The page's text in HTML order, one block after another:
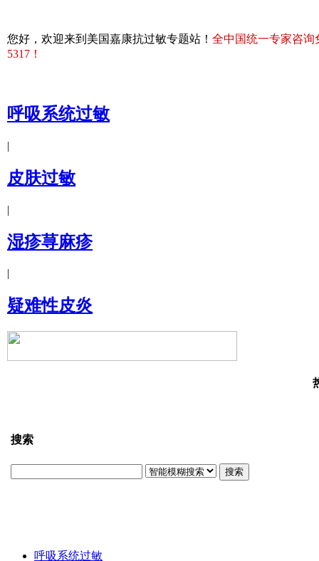
您好，欢迎来到美国嘉康抗过敏专题站！ 全中国统一专家咨询
5317！
呼吸系统过敏
|
皮肤过敏
|
湿疹荨麻疹
|
疑难性皮炎
搜索
搜索
呼吸系统过敏